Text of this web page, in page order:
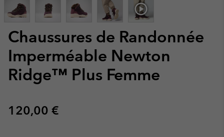
Chaussures de Randonnée
Imperméable Newton
Ridge™ Plus Femme
Regular price:
120,00 €